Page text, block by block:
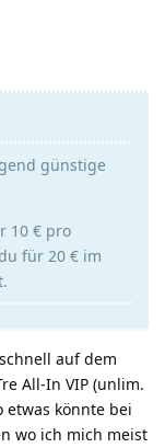
günstige
10 € pro
für 20 € im
auf dem
All-In VIP (unlim.
etwas könnte bei
wo ich mich meist